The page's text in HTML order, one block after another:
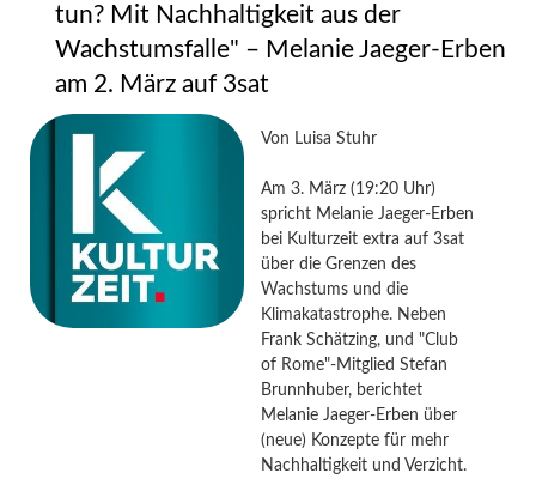
ihn
vermeidet"
im
Podcast
tun? Mit Nachhaltigkeit aus der
Wachstumsfalle" – Melanie Jaeger-Erben
am 2. März auf 3sat
Von Luisa Stuhr
Am 3. März (19:20 Uhr)
spricht Melanie Jaeger-Erben
bei Kulturzeit extra auf 3sat
über die Grenzen des
Wachstums und die
Klimakatastrophe. Neben
Frank Schätzing, und "Club
of Rome"-Mitglied Stefan
Brunnhuber, berichtet
Melanie Jaeger-Erben über
(neue) Konzepte für mehr
Nachhaltigkeit und Verzicht.